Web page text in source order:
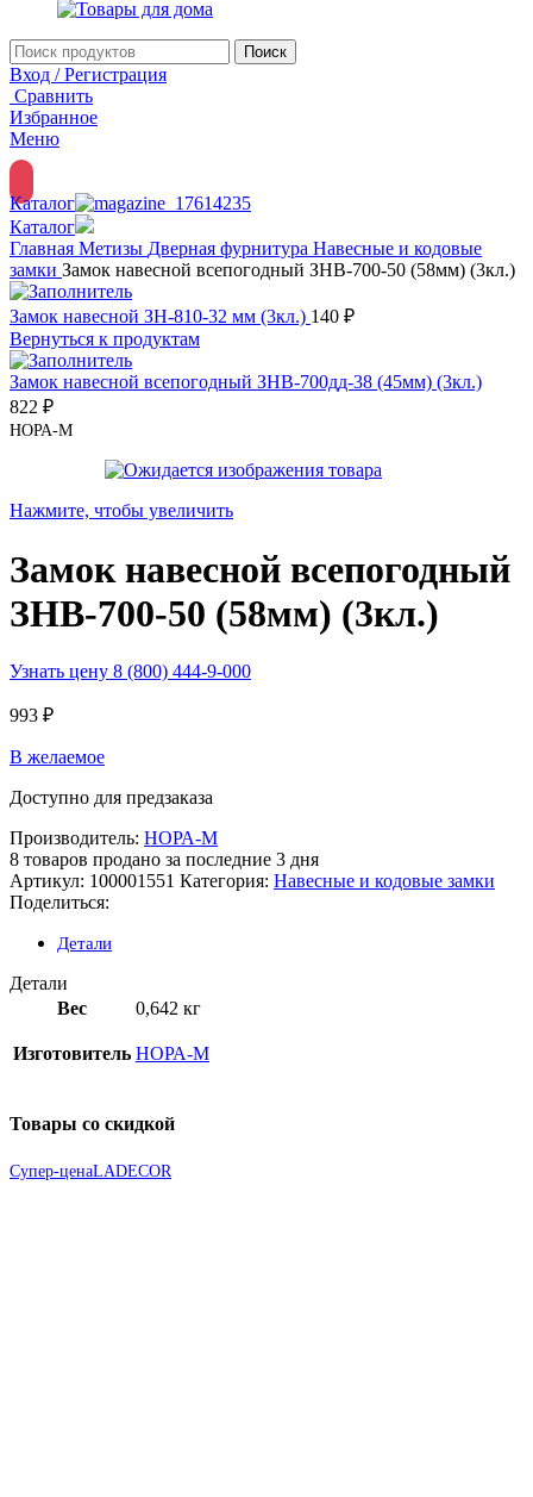
Поиск
Вход / Регистрация
Сравнить
Избранное
Меню
Каталог
Каталог
Главная Метизы Дверная фурнитура Навесные и кодовые
замки Замок навесной всепогодный ЗНВ-700-50 (58мм) (3кл.)
Замок навесной ЗН-810-32 мм (3кл.) 140 ₽
Вернуться к продуктам
Замок навесной всепогодный ЗНВ-700дд-38 (45мм) (3кл.)
822 ₽
НОРА-М
Нажмите, чтобы увеличить
Замок навесной всепогодный
ЗНВ-700-50 (58мм) (3кл.)
Узнать цену 8 (800) 444-9-000
993 ₽
В желаемое
Доступно для предзаказа
Производитель: НОРА-М
8 товаров продано за последние 3 дня
Артикул: 100001551 Категория: Навесные и кодовые замки
Поделиться:
Детали
Детали
Вес
0,642 кг
Изготовитель НОРА-М
Товары со скидкой
Супер-ценаLADECOR